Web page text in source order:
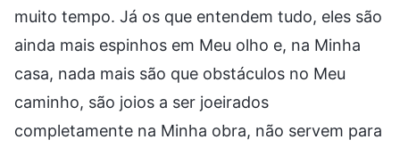
muito tempo. Já os que entendem tudo, eles são
ainda mais espinhos em Meu olho e, na Minha
casa, nada mais são que obstáculos no Meu
caminho, são joios a ser joeirados
completamente na Minha obra, não servem para